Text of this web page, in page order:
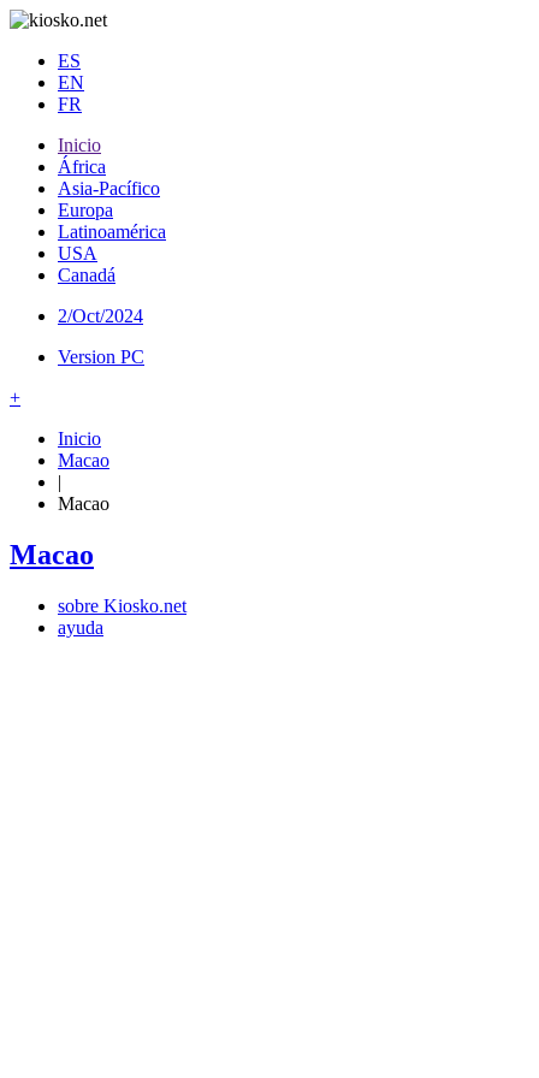
ES
EN
FR
Inicio
África
Asia-Pacífico
Europa
Latinoamérica
USA
Canadá
2/Oct/2024
Version PC
+
Inicio
Macao
|
Macao
Macao
sobre Kiosko.net
ayuda